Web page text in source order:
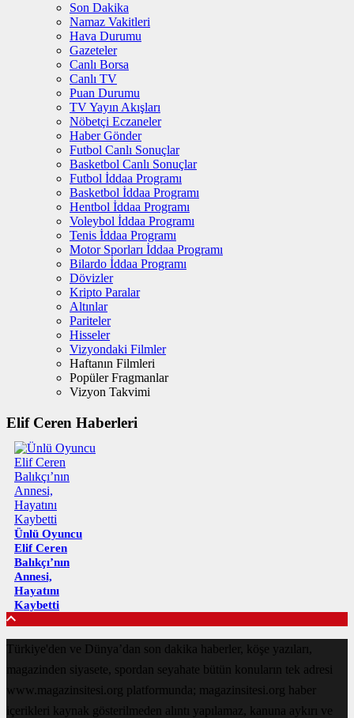
Son Dakika
Namaz Vakitleri
Hava Durumu
Gazeteler
Canlı Borsa
Canlı TV
Puan Durumu
TV Yayın Akışları
Nöbetçi Eczaneler
Haber Gönder
Futbol Canlı Sonuçlar
Basketbol Canlı Sonuçlar
Futbol İddaa Programı
Basketbol İddaa Programı
Hentbol İddaa Programı
Voleybol İddaa Programı
Tenis İddaa Programı
Motor Sporları İddaa Programı
Bilardo İddaa Programı
Dövizler
Kripto Paralar
Altınlar
Pariteler
Hisseler
Vizyondaki Filmler
Haftanın Filmleri
Popüler Fragmanlar
Vizyon Takvimi
Elif Ceren Haberleri
Ünlü Oyuncu
Elif Ceren
Balıkçı’nın
Annesi,
Hayatını
Kaybetti
Türkiye'den ve Dünya’dan son dakika haberler, köşe yazıları,
magazinden siyasete, spordan seyahate bütün konuların tek adresi
www.magazinsitesi.org platformunda; magazinsitesi.org haber
içerikleri kaynak gösterilmeden alıntı yapılamaz, kanuna aykırı ve